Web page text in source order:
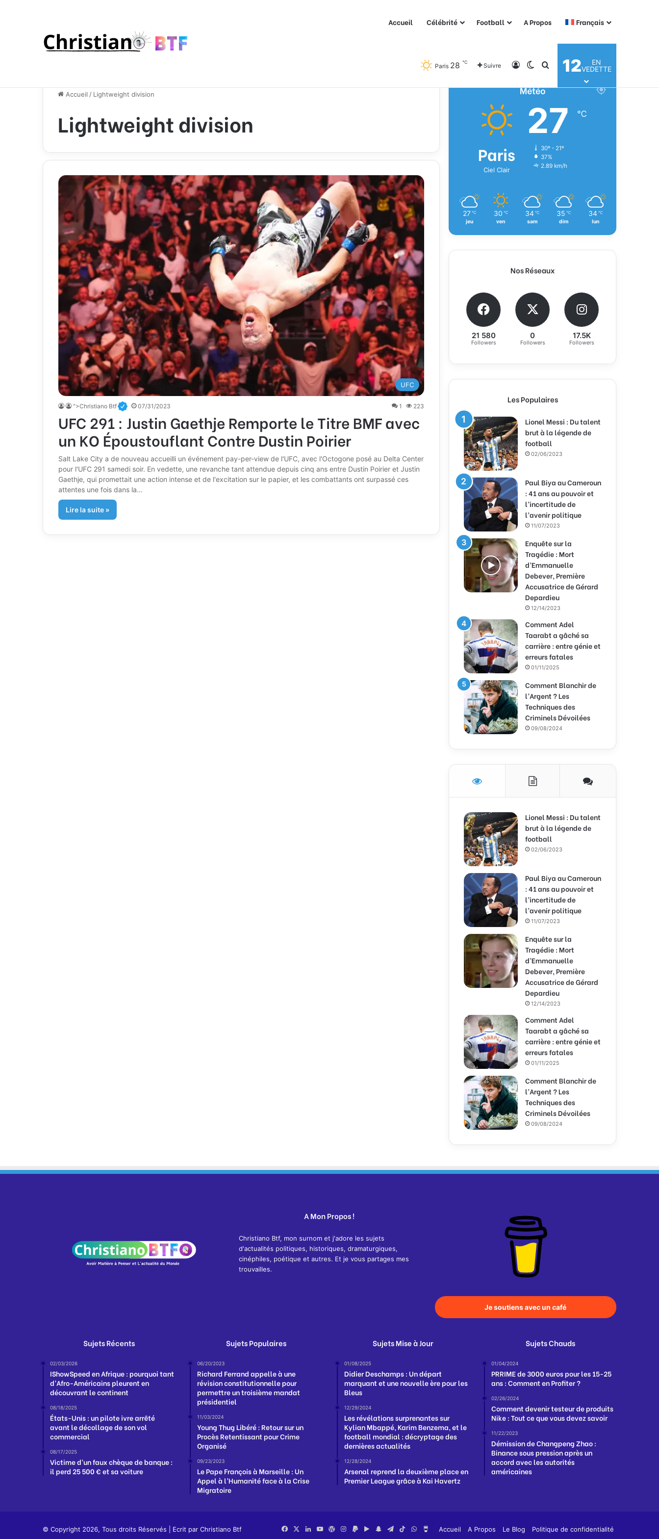
Accueil Célébrité Football A Propos Français
Paris 28 ℃ Suivre ConnexionSwitch skin
Rechercher
12
EN
VEDETTE
Accueil / Lightweight division
Lightweight division
UFC
">Christiano Btf 07/31/2023 1 223
UFC 291 : Justin Gaethje Remporte le Titre BMF avec
un KO Époustouflant Contre Dustin Poirier
Salt Lake City a de nouveau accueilli un événement pay-per-view de l'UFC, avec l'Octogone posé au Delta Center
pour l'UFC 291 samedi soir. En vedette, une revanche tant attendue depuis cinq ans entre Dustin Poirier et Justin
Gaethje, qui promettait une action intense et de l'excitation sur le papier, et les combattants ont surpassé ces
attentes une fois dans la…
Lire la suite »
Météo
Paris
Ciel Clair
27 ℃
30º - 21º
37%
2.89 km/h
27 ℃
jeu
30 ℃
ven
34 ℃
sam
35 ℃
dim
34 ℃
lun
Nos Réseaux
21 580
Followers
0
Followers
17.5K
Followers
Les Populaires
Lionel Messi : Du talent
brut à la légende de
football
02/06/2023
Paul Biya au Cameroun
: 41 ans au pouvoir et
l’incertitude de
l’avenir politique
11/07/2023
Enquête sur la
Tragédie : Mort
d’Emmanuelle
Debever, Première
Accusatrice de Gérard
Depardieu
12/14/2023
Comment Adel
Taarabt a gâché sa
carrière : entre génie et
erreurs fatales
01/11/2025
Comment Blanchir de
l’Argent ? Les
Techniques des
Criminels Dévoilées
09/08/2024
Lionel Messi : Du talent
brut à la légende de
football
02/06/2023
Paul Biya au Cameroun
: 41 ans au pouvoir et
l’incertitude de
l’avenir politique
11/07/2023
Enquête sur la
Tragédie : Mort
d’Emmanuelle
Debever, Première
Accusatrice de Gérard
Depardieu
12/14/2023
Comment Adel
Taarabt a gâché sa
carrière : entre génie et
erreurs fatales
01/11/2025
Comment Blanchir de
l’Argent ? Les
Techniques des
Criminels Dévoilées
09/08/2024
A Mon Propos !
Christiano Btf, mon surnom et j'adore les sujets
d'actualités politiques, historiques, dramaturgiques,
cinéphiles, poétique et autres. Et je vous partages mes
trouvailles.
Je soutiens avec un café
Sujets Récents
02/03/2026
IShowSpeed en Afrique : pourquoi tant
d’Afro-Américains pleurent en
découvrant le continent
08/18/2025
États-Unis : un pilote ivre arrêté
avant le décollage de son vol
commercial
08/17/2025
Victime d’un faux chèque de banque :
il perd 25 500 € et sa voiture
Sujets Populaires
06/20/2023
Richard Ferrand appelle à une
révision constitutionnelle pour
permettre un troisième mandat
présidentiel
11/03/2024
Young Thug Libéré : Retour sur un
Procès Retentissant pour Crime
Organisé
09/23/2023
Le Pape François à Marseille : Un
Appel à l’Humanité face à la Crise
Migratoire
Sujets Mise à Jour
01/08/2025
Didier Deschamps : Un départ
marquant et une nouvelle ère pour les
Bleus
12/29/2024
Les révélations surprenantes sur
Kylian Mbappé, Karim Benzema, et le
football mondial : décryptage des
dernières actualités
12/28/2024
Arsenal reprend la deuxième place en
Premier League grâce à Kai Havertz
Sujets Chauds
01/04/2024
PRRIME de 3000 euros pour les 15-25
ans : Comment en Profiter ?
02/26/2024
Comment devenir testeur de produits
Nike : Tout ce que vous devez savoir
11/22/2023
Démission de Changpeng Zhao :
Binance sous pression après un
accord avec les autorités
américaines
© Copyright 2026, Tous droits Réservés | Ecrit par Christiano Btf Accueil A Propos Le Blog Politique de confidentialité
FacebookLinkedinYouTubeWordPress
Instagram
PayPalGoogleSnapchat
Telegram
TikTokWhatsApp
Buy